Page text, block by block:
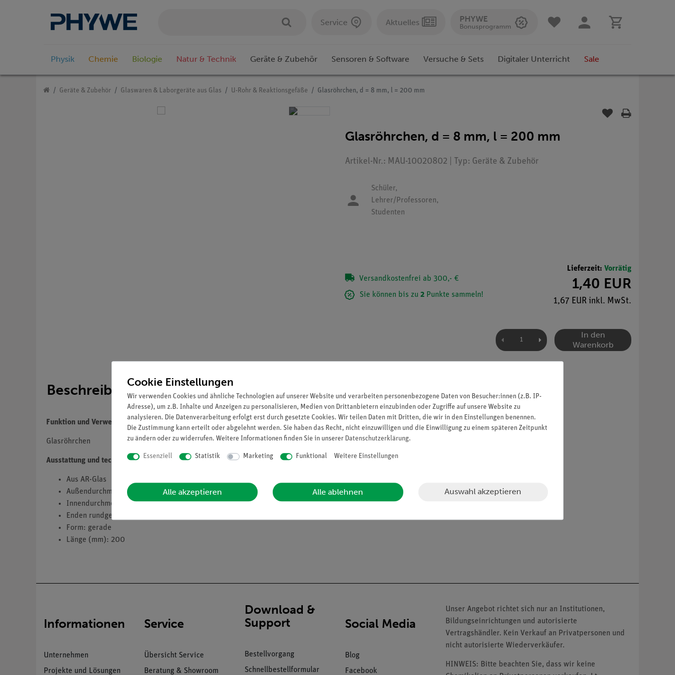
Service Aktuelles PHYWE
Bonusprogramm
Physik Chemie Biologie Natur & Technik Geräte & Zubehör Sensoren & Software Versuche & Sets Digitaler Unterricht Sale
Geräte & Zubehör Glaswaren & Laborgeräte aus Glas U-Rohr & Reaktionsgefäße Glasröhrchen, d = 8 mm, l = 200 mm
Glasröhrchen, d = 8 mm, l = 200 mm
Artikel-Nr.: MAU-10020802 | Typ: Geräte & Zubehör
Schüler,
Lehrer/Professoren,
Studenten
Versandkostenfrei ab 300,- €
Sie können bis zu 2 Punkte sammeln!
Lieferzeit: Vorrätig
1,40 EUR
1,67 EUR inkl. MwSt.
In den
Warenkorb
Beschreibung
Funktion und Verwendung
Glasröhrchen
Ausstattung und technische Daten:
Aus AR-Glas
Außendurchmesser: 8 mm
Innendurchmesser: 5 mm
Enden rundgeschmolzen
Form: gerade
Länge (mm): 200
Informationen
Unternehmen
Projekte und Lösungen
Service
Übersicht Service
Beratung & Showroom
Download &
Support
Bestellvorgang
Schnellbestellformular
Social Media
Blog
Facebook
Unser Angebot richtet sich nur an Institutionen,
Bildungseinrichtungen und autorisierte
Vertragshändler. Kein Verkauf an Privatpersonen und
nicht autorisierte Wiederverkäufer.
HINWEIS: Bitte beachten Sie, dass wir keine
Cookie Einstellungen
Wir verwenden Cookies und ähnliche Technologien auf unserer Website und verarbeiten personenbezogene Daten von Besucher:innen (z.B. IP-
Adresse), um z.B. Inhalte und Anzeigen zu personalisieren, Medien von Drittanbietern einzubinden oder Zugriffe auf unsere Website zu
analysieren. Die Datenverarbeitung erfolgt erst durch gesetzte Cookies. Wir teilen Daten mit Dritten, die wir in den Einstellungen benennen.
Die Zustimmung kann erteilt oder abgelehnt werden. Sie haben das Recht, nicht einzuwilligen und die Einwilligung zu einem späteren Zeitpunkt
zu ändern oder zu widerrufen. Weitere Informationen finden Sie in unserer Daten­schutz­erklärung.
Essenziell Statistik Marketing Funktional Weitere Einstellungen
Alle akzeptieren Alle ablehnen Auswahl akzeptieren